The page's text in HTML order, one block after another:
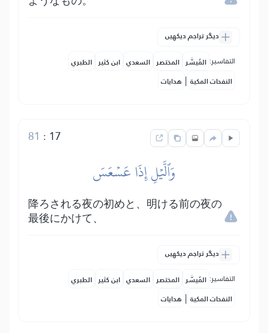
دیگر تراجم دیکھیں
التفاسير: المُيسَّر المختصر السعدي ابن كثير الطبري
النفحات المكية | هدايات
17
:
81
وَٱلَّيۡلِ إِذَا عَسۡعَسَ
降ろされる夜の初めと、明ける前の夜の
最後にかけて、
دیگر تراجم دیکھیں
التفاسير: المُيسَّر المختصر السعدي ابن كثير الطبري
النفحات المكية | هدايات